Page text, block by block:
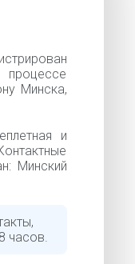
Минска,
и
Минский
часов.